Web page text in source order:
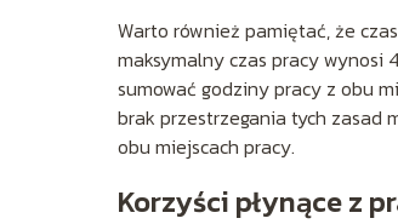
Warto również pamiętać, że
maksymalny czas pracy wynosi
sumować godziny pracy z obu
brak przestrzegania tych zasad
obu miejscach pracy.
Korzyści płynące z